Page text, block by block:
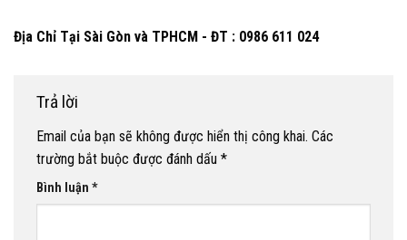
Địa Chỉ Tại Sài Gòn và TPHCM - ĐT : 0986 611 024
Trả lời
Email của bạn sẽ không được hiển thị công khai. Các
trường bắt buộc được đánh dấu *
Bình luận *